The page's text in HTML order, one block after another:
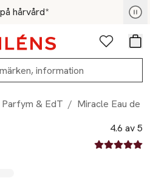
hårvård*
- Shoppa nu
Favoriter
Parfym & EdT / Miracle Eau de
4.6 av 5
4.6 av fem